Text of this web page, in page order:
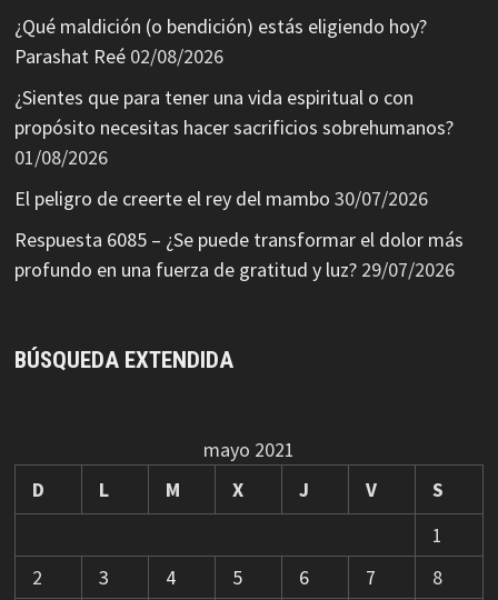
¿Qué maldición (o bendición) estás eligiendo hoy?
Parashat Reé 02/08/2026
¿Sientes que para tener una vida espiritual o con
propósito necesitas hacer sacrificios sobrehumanos?
01/08/2026
El peligro de creerte el rey del mambo 30/07/2026
Respuesta 6085 – ¿Se puede transformar el dolor más
profundo en una fuerza de gratitud y luz? 29/07/2026
BÚSQUEDA EXTENDIDA
mayo 2021
D
L M X J V
S
1
2
3 4 5 6 7
8